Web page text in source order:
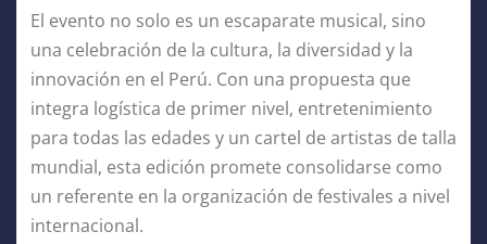
El evento no solo es un escaparate musical, sino
una celebración de la cultura, la diversidad y la
innovación en el Perú. Con una propuesta que
integra logística de primer nivel, entretenimiento
para todas las edades y un cartel de artistas de talla
mundial, esta edición promete consolidarse como
un referente en la organización de festivales a nivel
internacional.